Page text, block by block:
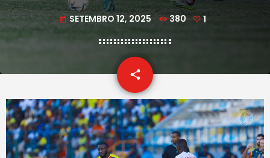
today SETEMBRO 12, 2025 380 1
share
email